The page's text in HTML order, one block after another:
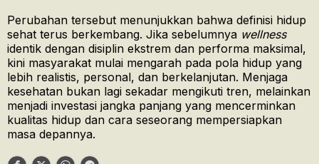
Perubahan tersebut menunjukkan bahwa definisi hidup
sehat terus berkembang. Jika sebelumnya wellness
identik dengan disiplin ekstrem dan performa maksimal,
kini masyarakat mulai mengarah pada pola hidup yang
lebih realistis, personal, dan berkelanjutan. Menjaga
kesehatan bukan lagi sekadar mengikuti tren, melainkan
menjadi investasi jangka panjang yang mencerminkan
kualitas hidup dan cara seseorang mempersiapkan
masa depannya.